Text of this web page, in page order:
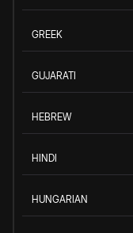
GREEK
GUJARATI
HEBREW
HINDI
HUNGARIAN